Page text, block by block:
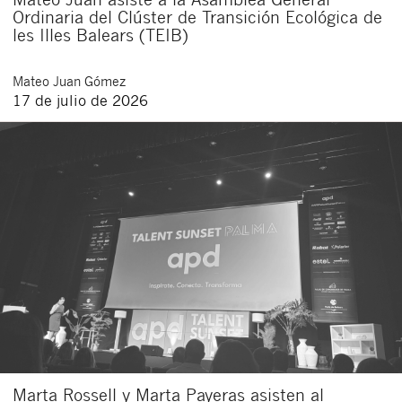
Ordinaria del Clúster de Transición Ecológica de
les Illes Balears (TEIB)
Mateo Juan Gómez
17 de julio de 2026
Marta Rossell y Marta Payeras asisten al